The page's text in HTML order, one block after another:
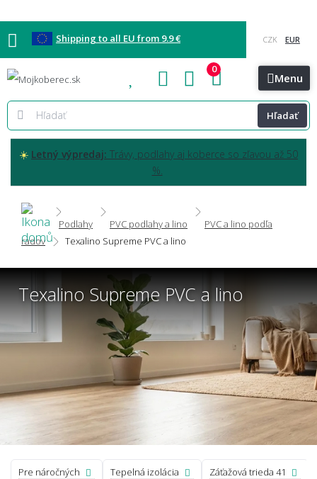
Shipping to all EU from 9.9 €
Blog Kontakt Menu
Hľadať
0
☀️ Letný výpredaj: Trávy, podlahy aj koberce so zľavou až 50
%.
Podlahy PVC podlahy a lino
PVC a lino podľa
radov
Texalino Supreme PVC a lino
Texalino Supreme PVC a lino
Pre náročných Tepelná izolácia Záťažová trieda 41